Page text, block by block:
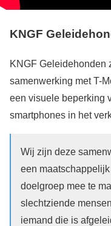
KNGF
KNGF Geleidehonden
samenwerking met T-
een visuele beperking
smartphones in het
Wij zijn deze
een
doelgroep mee te
slechtziende
iemand die is